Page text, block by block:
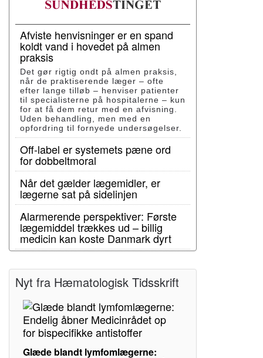
Afviste henvisninger er en spand
koldt vand i hovedet på almen
praksis
Det gør rigtig ondt på almen praksis,
når de praktiserende læger – ofte
efter lange tilløb – henviser patienter
til specialisterne på hospitalerne – kun
for at få dem retur med en afvisning.
Uden behandling, men med en
opfordring til fornyede undersøgelser.
Off-label er systemets pæne ord
for dobbeltmoral
Når det gælder lægemidler, er
lægerne sat på sidelinjen
Alarmerende perspektiver: Første
lægemiddel trækkes ud – billig
medicin kan koste Danmark dyrt
Nyt fra Hæmatologisk Tidsskrift
Glæde blandt lymfomlægerne: